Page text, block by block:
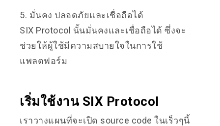
5. มั่นคง ปลอดภัยและเชื่อถือได้
SIX Protocol นั้นมั่นคงและเชื่อถือได้ ซึ่งจะ
ช่วยให้ผู้ใช้มีความสบายใจในการใช้
แพลตฟอร์ม
เริ่มใช้งาน SIX Protocol
เราวางแผนที่จะเปิด source code ในเร็วๆนี้